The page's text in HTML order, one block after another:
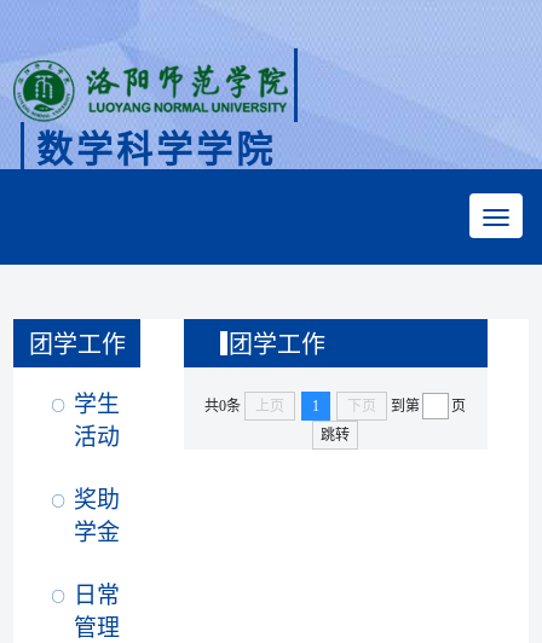
数学科学学院
团学工作
学生
活动
奖助
学金
日常
管理
团学工作
共0条 上页 1 下页 到第
页
跳转